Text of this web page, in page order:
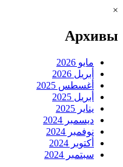
×
Архивы
مايو 2026
أبريل 2026
أغسطس 2025
أبريل 2025
يناير 2025
ديسمبر 2024
نوفمبر 2024
أكتوبر 2024
سبتمبر 2024